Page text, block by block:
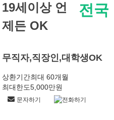
전국
19세이상 언
제든 OK
무직자,직장인,대학생OK
상환기간최대 60개월
최대한도5,000만원
문자하기 전화하기